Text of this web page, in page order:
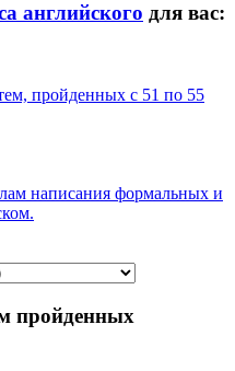
английского для вас:
пройденных с 51 по 55
написания формальных и
пройденных